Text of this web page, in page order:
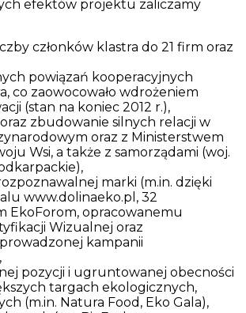
efektów projektu zaliczamy
członków klastra do 21 firm oraz
powiązań kooperacyjnych
co zaowocowało wdrożeniem
(stan na koniec 2012 r.),
zbudowanie silnych relacji w
oraz z Ministerstwem
Wsi, a także z samorządami (woj.
marki (m.in. dzięki
www.dolinaeko.pl, 32
EkoForom, opracowanemu
Wizualnej oraz
kampanii
pozycji i ugruntowanej obecności
targach ekologicznych,
(m.in. Natura Food, Eko Gala),